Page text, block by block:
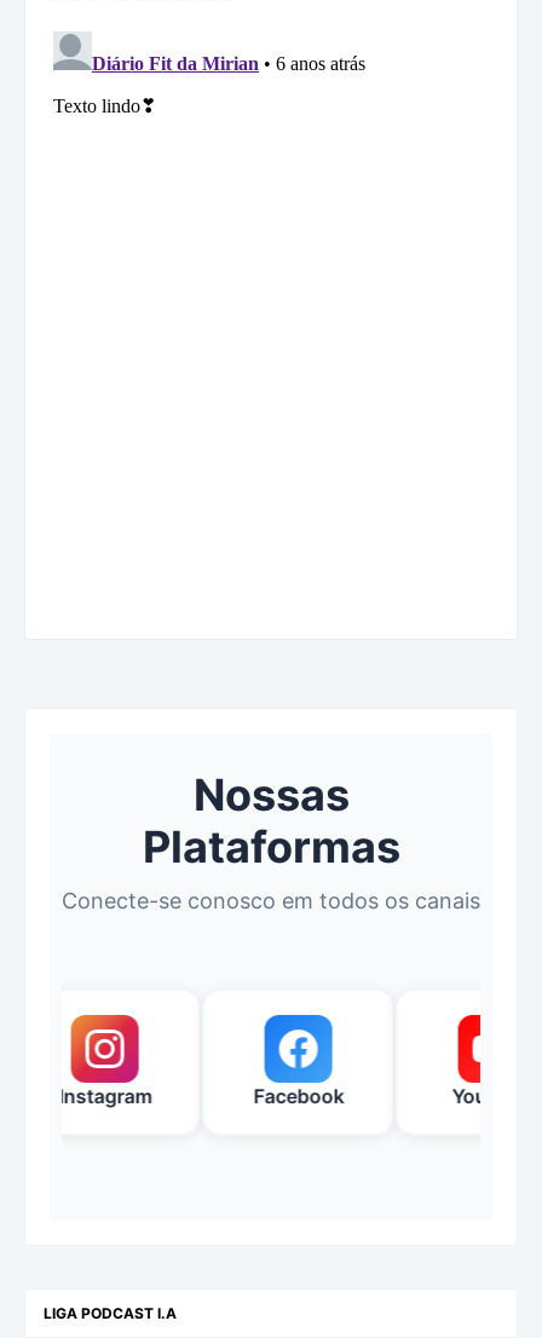
Nossas
Plataformas
Conecte-se conosco em todos os canais
Instagram Facebook YouTube
LIGA PODCAST I.A